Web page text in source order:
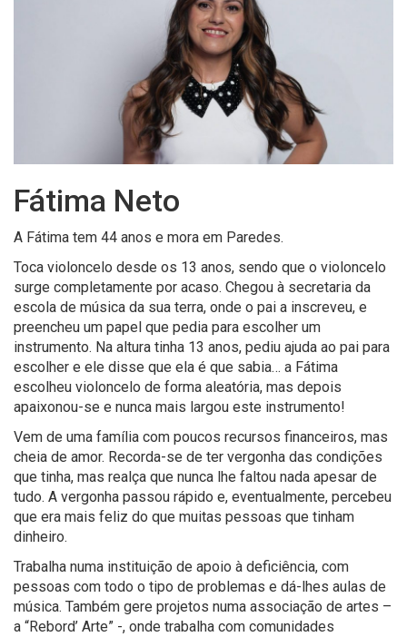
Fátima Neto
A Fátima tem 44 anos e mora em Paredes.
Toca violoncelo desde os 13 anos, sendo que o violoncelo
surge completamente por acaso. Chegou à secretaria da
escola de música da sua terra, onde o pai a inscreveu, e
preencheu um papel que pedia para escolher um
instrumento. Na altura tinha 13 anos, pediu ajuda ao pai para
escolher e ele disse que ela é que sabia… a Fátima
escolheu violoncelo de forma aleatória, mas depois
apaixonou-se e nunca mais largou este instrumento!
Vem de uma família com poucos recursos financeiros, mas
cheia de amor. Recorda-se de ter vergonha das condições
que tinha, mas realça que nunca lhe faltou nada apesar de
tudo. A vergonha passou rápido e, eventualmente, percebeu
que era mais feliz do que muitas pessoas que tinham
dinheiro.
Trabalha numa instituição de apoio à deficiência, com
pessoas com todo o tipo de problemas e dá-lhes aulas de
música. Também gere projetos numa associação de artes –
a “Rebord’ Arte” -, onde trabalha com comunidades